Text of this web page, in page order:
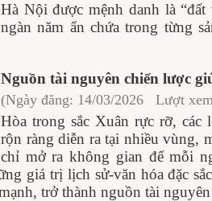
Hà Nội được mệnh danh là
ngàn năm ẩn chứa trong từng
Nguồn tài nguyên chiến lược
(Ngày đăng: 14/03/2026 Lượt
Hòa trong sắc Xuân rực rỡ, các
rộn ràng diễn ra tại nhiều vùng,
chỉ mở ra không gian để mỗi
giá trị lịch sử-văn hóa đặc
trở thành nguồn tài